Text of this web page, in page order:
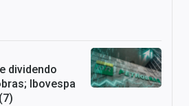
dividendo
Ibovespa